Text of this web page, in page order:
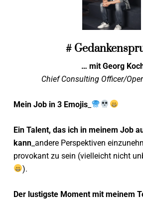
#
… mit Georg
Chief Consulting Officer/
Mein Job in 3 Emojis
Ein Talent, das ich in meinem Job
kann _andere Perspektiven
provokant zu sein (vielleicht nicht
).
Der lustigste Moment mit meinem